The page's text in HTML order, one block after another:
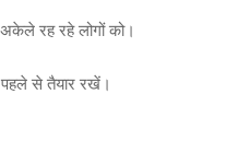
रह रहे लोगों को।
पहले से तैयार रखें।